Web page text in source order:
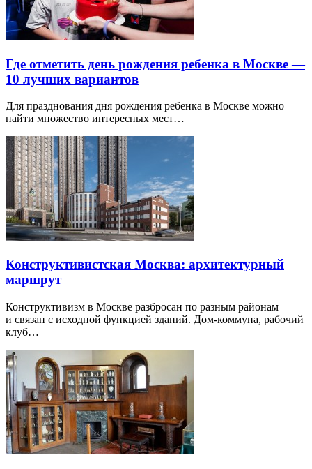
Где отметить день рождения ребенка в Москве —
10 лучших вариантов
Для празднования дня рождения ребенка в Москве можно
найти множество интересных мест…
Конструктивистская Москва: архитектурный
маршрут
Конструктивизм в Москве разбросан по разным районам
и связан с исходной функцией зданий. Дом-коммуна, рабочий
клуб…